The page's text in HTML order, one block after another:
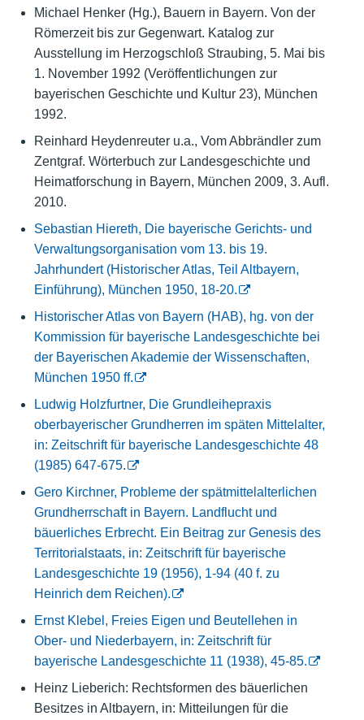
Michael Henker (Hg.), Bauern in Bayern. Von der
Römerzeit bis zur Gegenwart. Katalog zur
Ausstellung im Herzogschloß Straubing, 5. Mai bis
1. November 1992 (Veröffentlichungen zur
bayerischen Geschichte und Kultur 23), München
1992.
Reinhard Heydenreuter u.a., Vom Abbrändler zum
Zentgraf. Wörterbuch zur Landesgeschichte und
Heimatforschung in Bayern, München 2009, 3. Aufl.
2010.
Sebastian Hiereth, Die bayerische Gerichts- und
Verwaltungsorganisation vom 13. bis 19.
Jahrhundert (Historischer Atlas, Teil Altbayern,
Einführung), München 1950, 18-20.
Historischer Atlas von Bayern (HAB), hg. von der
Kommission für bayerische Landesgeschichte bei
der Bayerischen Akademie der Wissenschaften,
München 1950 ff.
Ludwig Holzfurtner, Die Grundleihepraxis
oberbayerischer Grundherren im späten Mittelalter,
in: Zeitschrift für bayerische Landesgeschichte 48
(1985) 647-675.
Gero Kirchner, Probleme der spätmittelalterlichen
Grundherrschaft in Bayern. Landflucht und
bäuerliches Erbrecht. Ein Beitrag zur Genesis des
Territorialstaats, in: Zeitschrift für bayerische
Landesgeschichte 19 (1956), 1-94 (40 f. zu
Heinrich dem Reichen).
Ernst Klebel, Freies Eigen und Beutellehen in
Ober- und Niederbayern, in: Zeitschrift für
bayerische Landesgeschichte 11 (1938), 45-85.
Heinz Lieberich: Rechtsformen des bäuerlichen
Besitzes in Altbayern, in: Mitteilungen für die